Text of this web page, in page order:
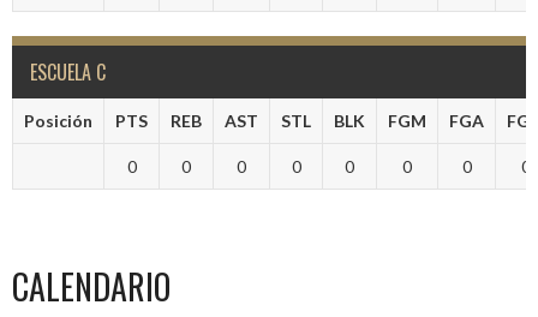
ESCUELA C
Posición PTS REB AST STL BLK FGM FGA
0 0 0 0 0 0 0 0
CALENDARIO